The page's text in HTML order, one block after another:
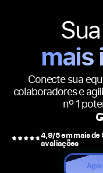
mais
Conecte sua
colaboradores e
nº 1
4,9/5 em mais de
avaliações